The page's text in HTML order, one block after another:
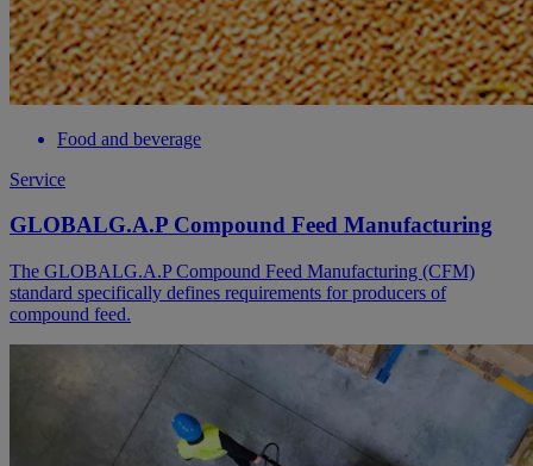
Food and beverage
Service
GLOBALG.A.P Compound Feed Manufacturing
The GLOBALG.A.P Compound Feed Manufacturing (CFM)
standard specifically defines requirements for producers of
compound feed.